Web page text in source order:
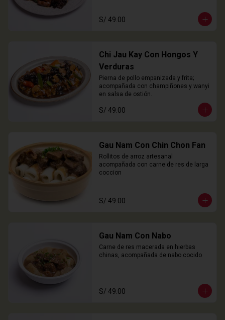
S/ 49.00
Chi Jau Kay Con Hongos Y
Verduras
Pierna de pollo empanizada y frita;
acompañada con champiñones y wanyi
en salsa de ostión.
S/ 49.00
Gau Nam Con Chin Chon Fan
Rollitos de arroz artesanal
acompañada con carne de res de larga
coccion
S/ 49.00
Gau Nam Con Nabo
Carne de res macerada en hierbas
chinas, acompañada de nabo cocido
S/ 49.00